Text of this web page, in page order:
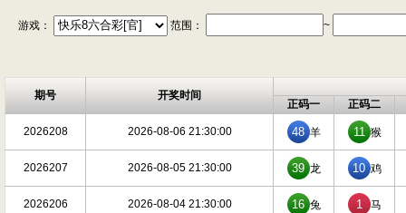
游戏： 范围： ~
期号 开奖时间
正码一 正码二
2026208 2026-08-06 21:30:00 48 羊 11 猴
2026207 2026-08-05 21:30:00 39 龙 10 鸡
2026206 2026-08-04 21:30:00 16 兔 1 马